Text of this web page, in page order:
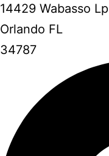
14429 Wabasso Lp
Orlando FL
34787